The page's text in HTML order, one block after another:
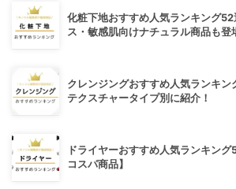
化粧下地おすすめ人気ランキング
ス・敏感肌向けナチュラル商品も登
クレンジングおすすめ人気ランキ
テクスチャータイプ別に紹介！
ドライヤーおすすめ人気ランキング
コスパ商品】